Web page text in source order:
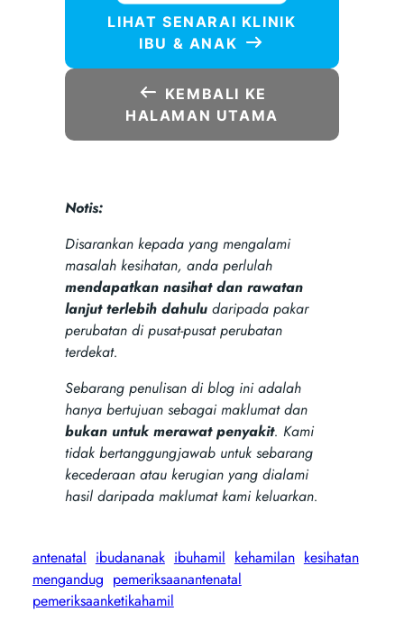
LIHAT SENARAI KLINIK
IBU & ANAK
KEMBALI KE
HALAMAN UTAMA
Notis:
Disarankan kepada yang mengalami
masalah kesihatan, anda perlulah
mendapatkan nasihat dan rawatan
lanjut terlebih dahuludaripada pakar
perubatan di pusat-pusat perubatan
terdekat.
Sebarang penulisan di blog ini adalah
hanya bertujuan sebagai maklumat dan
bukan untuk merawat penyakit. Kami
tidak bertanggungjawab untuk sebarang
kecederaan atau kerugian yang dialami
hasil daripada maklumat kami keluarkan.
antenatal ibudananak ibuhamil kehamilan kesihatan
mengandug pemeriksaanantenatal
pemeriksaanketikahamil